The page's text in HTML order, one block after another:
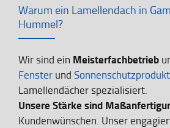
Warum ein Lamellendach in
Hummel?
Wir sind ein Meisterfachbetrieb
Fenster und
Lamellendächer spezialisiert.
Unsere Stärke sind
Kundenwünschen. Unser